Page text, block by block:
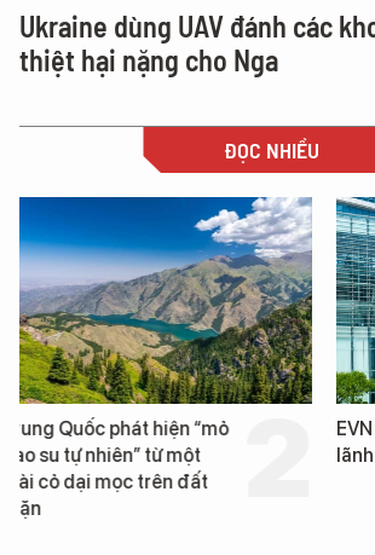
Ukraine dùng UAV đánh các
thiệt hại nặng cho Nga
ĐỌC NHIỀU
EVN đã buộc thôi việc 3
lãnh đạo ngành điện